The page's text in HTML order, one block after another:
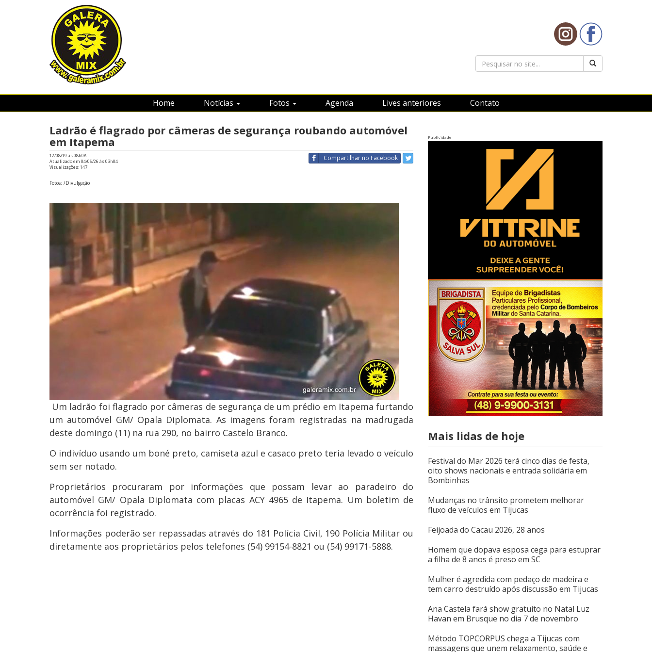
Home Notícias Fotos Agenda Lives anteriores Contato
Ladrão é flagrado por câmeras de segurança roubando automóvel
em Itapema
Compartilhar no Facebook
12/08/19 às 08h08
Atualizado em 04/06/26 às 03h04
Visualizações:147
Fotos: /Divulgação
Um ladrão foi flagrado por câmeras de segurança de um prédio em Itapema furtando
um automóvel GM/ Opala Diplomata. As imagens foram registradas na madrugada
deste domingo (11) na rua 290, no bairro Castelo Branco.
O indivíduo usando um boné preto, camiseta azul e casaco preto teria levado o veículo
sem ser notado.
Proprietários procuraram por informações que possam levar ao paradeiro do
automóvel GM/ Opala Diplomata com placas ACY 4965 de Itapema. Um boletim de
ocorrência foi registrado.
Informações poderão ser repassadas através do 181 Polícia Civil, 190 Polícia Militar ou
diretamente aos proprietários pelos telefones (54) 99154-8821 ou (54) 99171-5888.
Publicidade
Mais lidas de hoje
Festival do Mar 2026 terá cinco dias de festa,
oito shows nacionais e entrada solidária em
Bombinhas
Mudanças no trânsito prometem melhorar
fluxo de veículos em Tijucas
Feijoada do Cacau 2026, 28 anos
Homem que dopava esposa cega para estuprar
a filha de 8 anos é preso em SC
Mulher é agredida com pedaço de madeira e
tem carro destruído após discussão em Tijucas
Ana Castela fará show gratuito no Natal Luz
Havan em Brusque no dia 7 de novembro
Método TOPCORPUS chega a Tijucas com
massagens que unem relaxamento, saúde e